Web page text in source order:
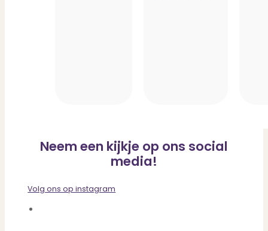
Neem een kijkje op ons social
media!
Volg ons op instagram